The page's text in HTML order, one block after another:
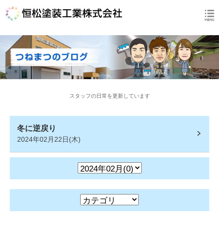
スタッフの日常を更新しています
冬に逆戻り
2024年02月22日(木)